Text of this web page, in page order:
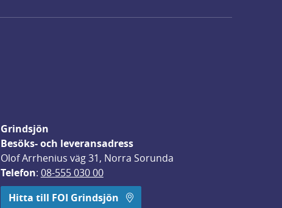
Grindsjön
Besöks- och leveransadress
Olof Arrhenius väg 31, Norra Sorunda
Telefon: 08-555 030 00
Hitta till FOI Grindsjön